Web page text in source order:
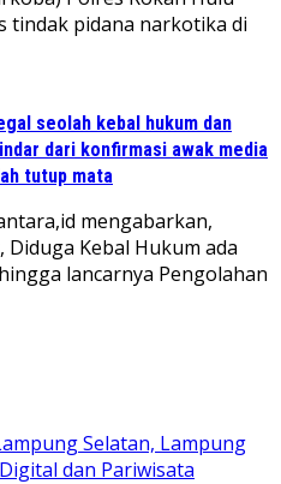
tindak pidana narkotika di
seolah kebal hukum dan
dari konfirmasi awak media
tutup mata
mengabarkan,
Kebal Hukum ada
lancarnya Pengolahan